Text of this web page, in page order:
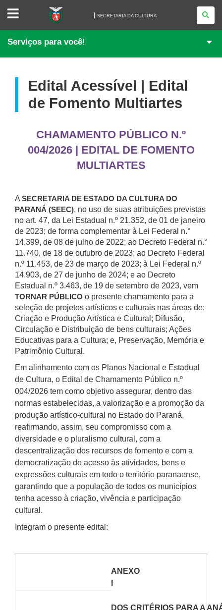
SECRETARIA
CULTURA
SECRETARIA DA CULTURA
Serviços para você!
Edital Acessível | Edital
de Fomento Multiartes
CHAMAMENTO PÚBLICO N.º
004/2026 | EDITAL DE FOMENTO
MULTIARTES
A SECRETARIA DE ESTADO DA CULTURA DO
PARANÁ (SEEC), no uso de suas atribuições previstas
no art. 47, da Lei Estadual n.º 21.352, de 01 de janeiro
de 2023; de forma complementar à Lei Federal n.°
14.399, de 08 de julho de 2022; ao Decreto Federal n.°
11.740, de 18 de outubro de 2023; ao Decreto Federal
n.º 11.453, de 23 de março de 2023; à Lei Federal n.º
14.903, de 27 de junho de 2024; e ao Decreto
Estadual n.º 3.463, de 19 de setembro de 2023, vem
TORNAR PÚBLICO o presente chamamento para a
seleção de projetos artísticos e culturais nas áreas de:
Criação e Produção Artística e Cultural; Difusão,
Circulação e Distribuição de bens culturais; Ações
Educativas para a Cultura; e, Preservação, Memória e
Patrimônio Cultural.
Em alinhamento com os Planos Nacional e Estadual
de Cultura, o Edital de Chamamento Público n.º
004/2026 tem como objetivo assegurar, dentro das
normas estabelecidas, a valorização e a promoção da
produção artístico-cultural no Estado do Paraná,
reafirmando, assim, seu compromisso com a
diversidade e o pluralismo cultural, com a
descentralização dos recursos de fomento e com a
democratização do acesso às atividades, bens e
expressões culturais em todo o território paranaense,
garantindo que a população de todos os municípios
tenha acesso à criação, vivência e participação
cultural.
Integram o presente edital:
ANEXO
DOS CRITÉRIOS PARA A